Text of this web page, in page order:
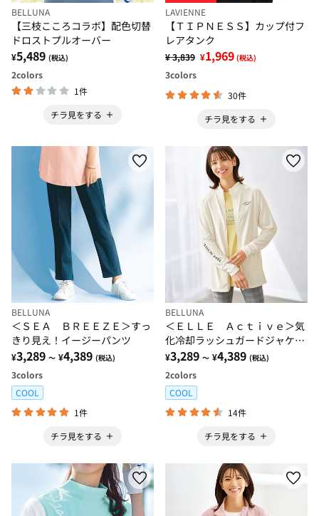
BELLUNA
【三枝こころコラボ】配色切替
ドロストプルオーバー
¥5,489 (税込)
2colors
1件
チラ見をする
LAVIENNE
【ＴＩＰＮＥＳＳ】カップ付フ
レアタンク
¥ 3,839 ¥1,969 (税込)
3colors
30件
チラ見をする
BELLUNA
＜ＳＥＡ ＢＲＥＥＺＥ＞すっ
きり見え！イージーパンツ
¥3,289 ～ ¥4,389 (税込)
3colors
COOL
1件
チラ見をする
BELLUNA
＜ＥＬＬＥ Ａｃｔｉｖｅ＞気
化冷却ラッシュガードジャケッ
ト
¥3,289 ～ ¥4,389 (税込)
2colors
COOL
14件
チラ見をする